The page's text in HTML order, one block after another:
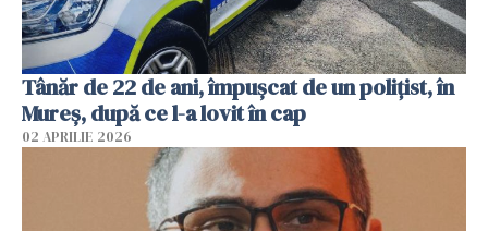
Tânăr de 22 de ani, împușcat de un polițist, în
Mureș, după ce l-a lovit în cap
02 APRILIE 2026